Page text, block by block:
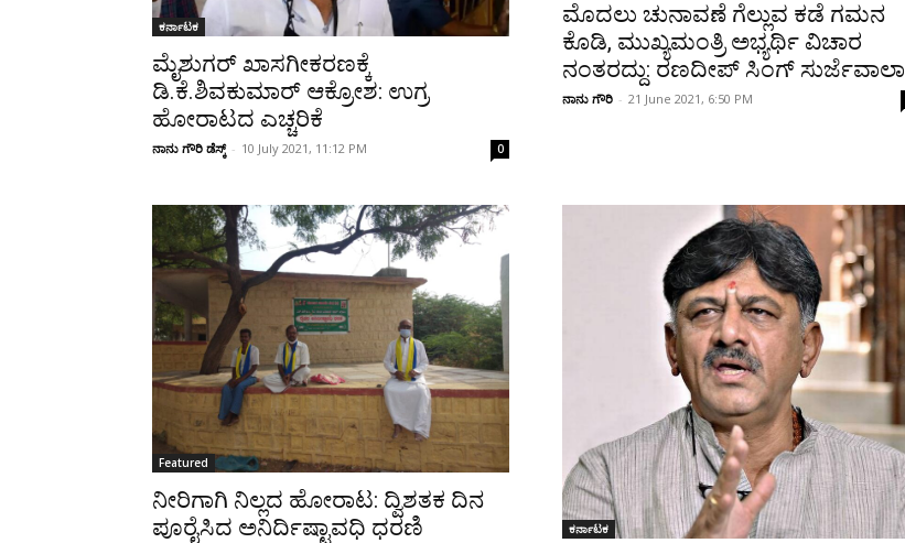
ಕರ್ನಾಟಕ
ಮೈಶುಗರ್ ಖಾಸಗೀಕರಣಕ್ಕೆ
ಡಿ.ಕೆ.ಶಿವಕುಮಾರ್ ಆಕ್ರೋಶ: ಉಗ್ರ
ಹೋರಾಟದ ಎಚ್ಚರಿಕೆ
ನಾನು ಗೌರಿ ಡೆಸ್ಕ್ - 10 July 2021, 11:12 PM 0
ಮೊದಲು ಚುನಾವಣೆ ಗೆಲ್ಲುವ ಕಡೆ ಗಮನ
ಕೊಡಿ, ಮುಖ್ಯಮಂತ್ರಿ ಅಭ್ಯರ್ಥಿ ವಿಚಾರ
ನಂತರದ್ದು: ರಣದೀಪ್ ಸಿಂಗ್ ಸುರ್ಜೆವಾಲಾ
ನಾನು ಗೌರಿ - 21 June 2021, 6:50 PM
Featured
ನೀರಿಗಾಗಿ ನಿಲ್ಲದ ಹೋರಾಟ: ದ್ವಿಶತಕ ದಿನ
ಪೂರೈಸಿದ ಅನಿರ್ದಿಷ್ಟಾವಧಿ ಧರಣಿ
ಕರ್ನಾಟಕ